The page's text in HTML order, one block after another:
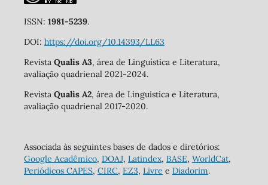
ISSN: 1981-5239.
DOI: https://doi.org/10.14393/LL63
Revista Qualis A3, área de Linguística e Literatura,
avaliação quadrienal 2021-2024.
Revista Qualis A2, área de Linguística e Literatura,
avaliação quadrienal 2017-2020.
Associada às seguintes bases de dados e diretórios:
Google Acadêmico, DOAJ, Latindex, BASE, WorldCat,
Periódicos CAPES, CIRC, EZ3, Livre e Diadorim.